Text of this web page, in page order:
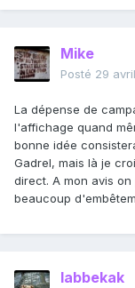
Mike
Posté 29
La dépense de
l'affichage quand
bonne idée
Gadrel, mais là je
direct. A mon avis
beaucoup
labbekak